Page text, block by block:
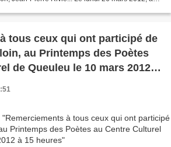
tous ceux qui ont participé de
au Printemps des Poètes
de Queuleu le 10 mars 2012 à